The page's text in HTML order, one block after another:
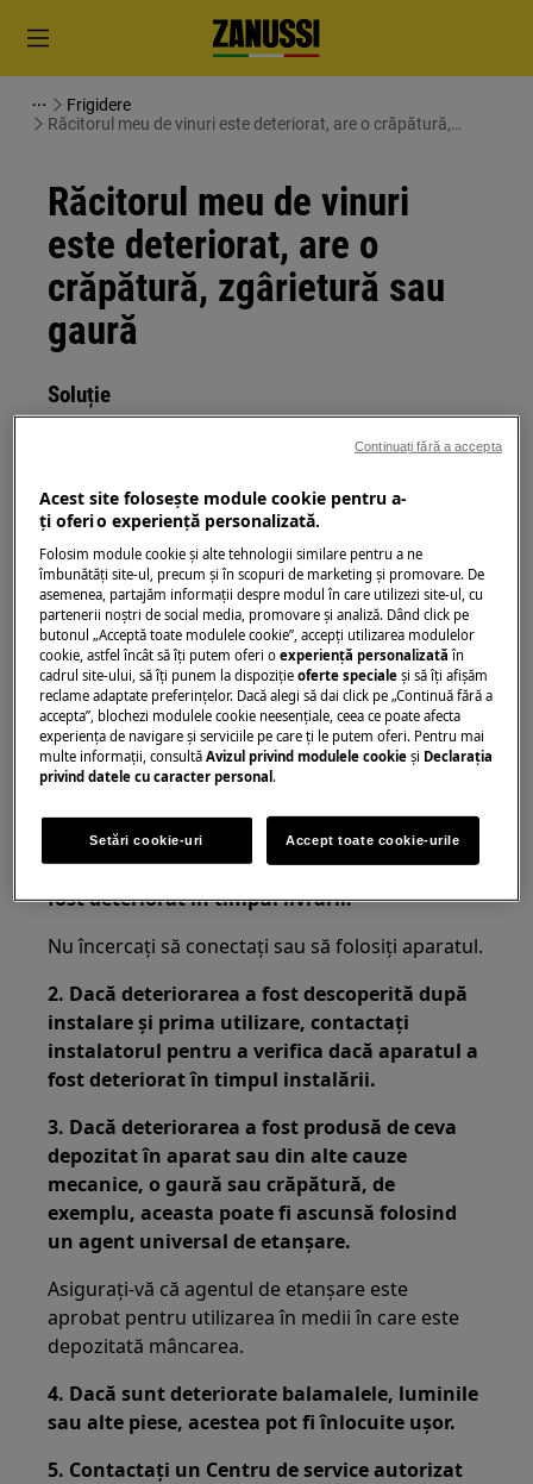
Frigidere
Răcitorul meu de vinuri este deteriorat, are o crăpătură,
Răcitorul meu de vinuri
este deteriorat, are o
crăpătură, zgârietură sau
gaură
Soluție
Congelatorul / frigiderul / combina
frigorifică / răcitorul meu de vinuri este
deteriorat.
Se aplică la:
Congelator
Frigider
Combină frigorifică
Răcitor de vinuri
Rezolvare:
1. Dacă deteriorarea a fost descoperită la
despachetarea aparatului, contactați imediat
comerciantul pentru a afla dacă aparatul a
fost deteriorat în timpul livrării.
Nu încercați să conectați sau să folosiți aparatul.
2. Dacă deteriorarea a fost descoperită după
instalare și prima utilizare, contactați
instalatorul pentru a verifica dacă aparatul a
fost deteriorat în timpul instalării.
3. Dacă deteriorarea a fost produsă de ceva
depozitat în aparat sau din alte cauze
mecanice, o gaură sau crăpătură, de
exemplu, aceasta poate fi ascunsă folosind
un agent universal de etanșare.
Asigurați-vă că agentul de etanșare este
aprobat pentru utilizarea în medii în care este
depozitată mâncarea.
4. Dacă sunt deteriorate balamalele, luminile
sau alte piese, acestea pot fi înlocuite ușor.
5. Contactați un Centru de service autorizat
Acest site folosește module cookie pentru a-
ţi oferi o experienţă personalizată.
Folosim module cookie și alte tehnologii similare pentru a ne
îmbunătăţi site-ul, precum și în scopuri de marketing și promovare. De
asemenea, partajăm informaţii despre modul în care utilizezi site-ul, cu
partenerii noștri de social media, promovare și analiză. Dând click pe
butonul „Acceptă toate modulele cookie”, accepţi utilizarea modulelor
cookie, astfel încât să îţi putem oferi oexperienţă personalizată în
cadrul site-ului, să îţi punem la dispoziţieoferte speciale și să îţi afișăm
reclame adaptate preferinţelor. Dacă alegi să dai click pe „Continuă fără a
accepta”, blochezi modulele cookie neesenţiale, ceea ce poate afecta
experienţa de navigare și serviciile pe care ţi le putem oferi. Pentru mai
multe informaţii, consultăAvizul privind modulele cookie și Declaraţia
privind datele cu caracter personal .
Setări cookie-uri Accept toate cookie-urile
Continuați fără a accepta